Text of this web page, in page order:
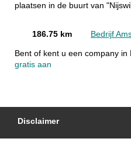
plaatsen in de buurt van
186.75 km Bedrijf
Bent of kent u een company in
gratis aan
Disclaimer